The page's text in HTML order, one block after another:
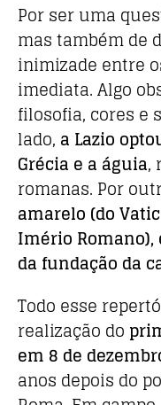
Por ser uma
mas também de
inimizade entre
imediata. Algo
filosofia, cores e
lado, a Lazio
Grécia e a águia,
romanas. Por
amarelo (do
Imério Romano),
da fundação da
Todo esse
realização do
em 8 de
anos depois do